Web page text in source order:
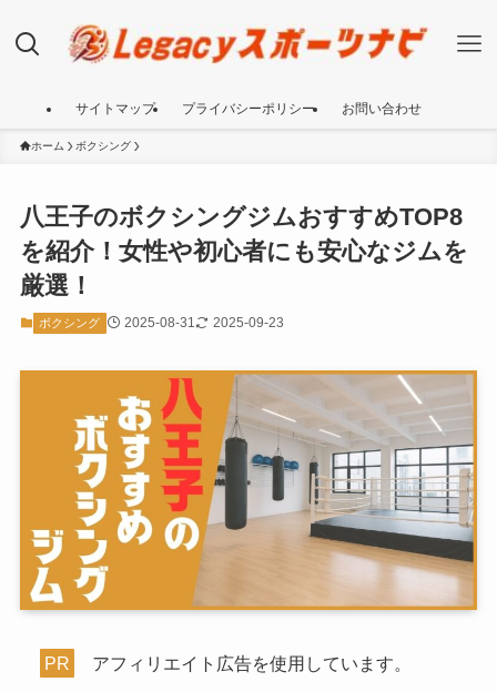
サイトマップ プライバシーポリシー お問い合わせ
ホーム ボクシング
八王子のボクシングジムおすすめTOP8
を紹介！女性や初心者にも安心なジムを
厳選！
ボクシング 2025-08-31 2025-09-23
PR アフィリエイト広告を使用しています。